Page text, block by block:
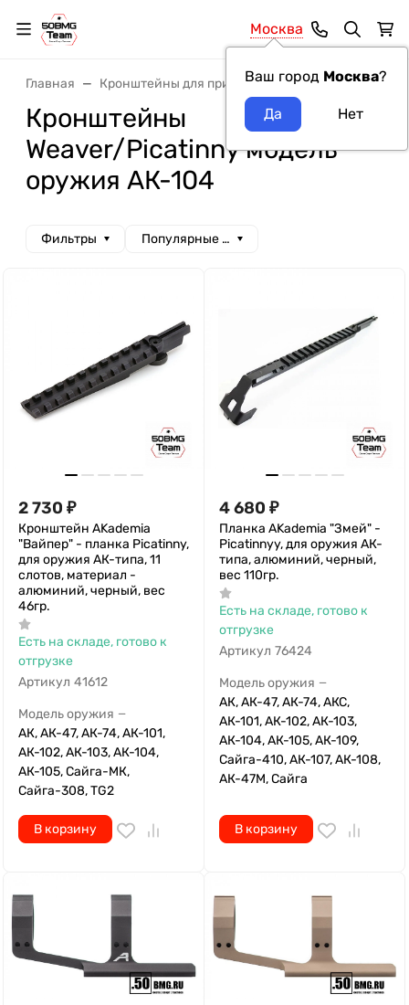
Москва
Ваш город Москва?
Главная Кронштейны для прицелов Кронштейны
Кронштейны
Weaver/Picatinny модель
оружия АК-104
Фильтры Популярные сначала
2 730 ₽
Кронштейн AKademia
"Вайпер" - планка Picatinny,
для оружия АК-типа, 11
слотов, материал -
алюминий, черный, вес
46гр.
Есть на складе, готово к
отгрузке
Артикул 41612
Модель оружия —
АК, АК-47, АК-74, АК-101,
АК-102, АК-103, АК-104,
АК-105, Сайга-МК,
Сайга-308, TG2
В корзину
4 680 ₽
Планка AKademia "Змей" -
Picatinnyy, для оружия АК-
типа, алюминий, черный,
вес 110гр.
Есть на складе, готово к
отгрузке
Артикул 76424
Модель оружия —
АК, АК-47, АК-74, АКС,
АК-101, АК-102, АК-103,
АК-104, АК-105, АК-109,
Сайга-410, АК-107, АК-108,
АК-47М, Сайга
В корзину